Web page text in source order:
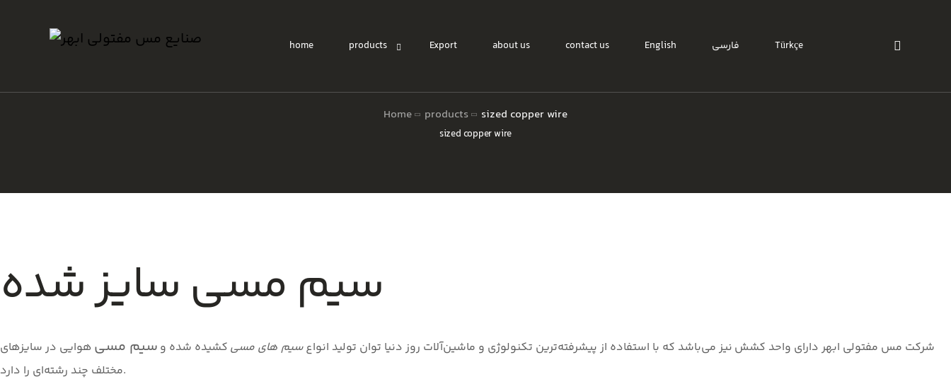
home products
sized copper wire( size 2.60)
Export about us contact us English فارسی Türkçe
Home products sized copper wire
sized copper wire
سیم مسی سایز شده
شرکت مس مفتولی ابهر دارای واحد کشش نیز می‌باشد که با استفاده از پیشرفته‌ترین تکنولوژی و ماشین‌آلات روز دنیا توان تولید انواعسیم های مسی کشیده شده و سیم مسی هوایی در سایزهای
مختلف چند رشته‌ای را دارد.